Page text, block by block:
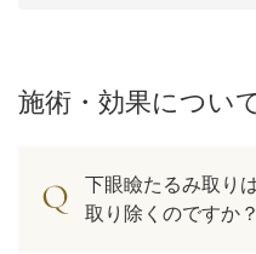
お悩みで探す
施術・効果につい
下眼瞼たるみ取り
取り除くのですか？